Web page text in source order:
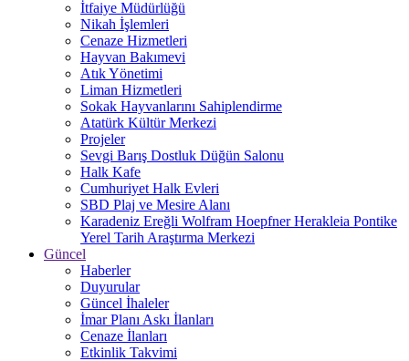
İtfaiye Müdürlüğü
Nikah İşlemleri
Cenaze Hizmetleri
Hayvan Bakımevi
Atık Yönetimi
Liman Hizmetleri
Sokak Hayvanlarını Sahiplendirme
Atatürk Kültür Merkezi
Projeler
Sevgi Barış Dostluk Düğün Salonu
Halk Kafe
Cumhuriyet Halk Evleri
SBD Plaj ve Mesire Alanı
Karadeniz Ereğli Wolfram Hoepfner Herakleia Pontike
Yerel Tarih Araştırma Merkezi
Güncel
Haberler
Duyurular
Güncel İhaleler
İmar Planı Askı İlanları
Cenaze İlanları
Etkinlik Takvimi